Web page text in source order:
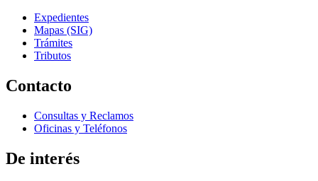
Expedientes
Mapas (SIG)
Trámites
Tributos
Contacto
Consultas y Reclamos
Oficinas y Teléfonos
De interés